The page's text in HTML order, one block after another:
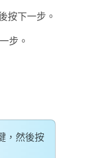
按下一步 。
步 。
，然後按